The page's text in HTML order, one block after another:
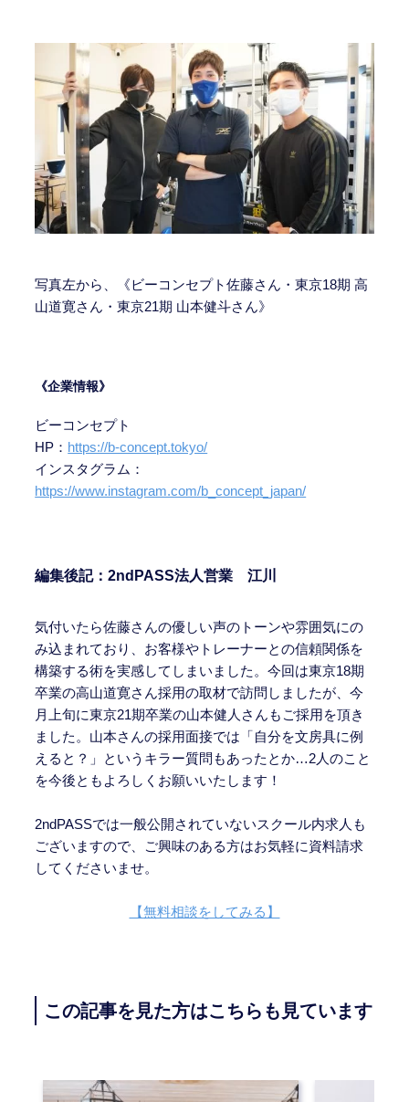
写真左から、《ビーコンセプト佐藤さん・東京18期 高
山道寛さん・東京21期 山本健斗さん》
《企業情報》
ビーコンセプト
HP： https://b-concept.tokyo/
インスタグラム：
https://www.instagram.com/b_concept_japan/
編集後記：2ndPASS法人営業 江川
気付いたら佐藤さんの優しい声のトーンや雰囲気にの
み込まれており、お客様やトレーナーとの信頼関係を
構築する術を実感してしまいました。今回は東京18期
卒業の高山道寛さん採用の取材で訪問しましたが、今
月上旬に東京21期卒業の山本健人さんもご採用を頂き
ました。山本さんの採用面接では「自分を文房具に例
えると？」というキラー質問もあったとか…2人のこと
を今後ともよろしくお願いいたします！
2ndPASSでは一般公開されていないスクール内求人も
ございますので、ご興味のある方はお気軽に資料請求
してくださいませ。
【無料相談をしてみる】
この記事を見た方はこちらも見ています